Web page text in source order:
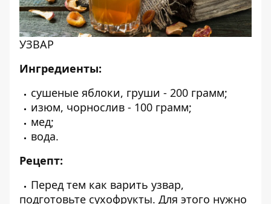
УЗВАР
Ингредиенты:
сушеные яблоки, груши - 200 грамм;
изюм, чорнослив - 100 грамм;
мед;
вода.
Рецепт:
Перед тем как варить узвар,
подготовьте сухофрукты. Для этого нужно